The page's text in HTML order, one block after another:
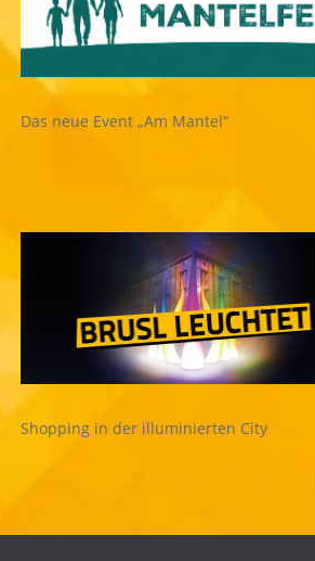
Das neue Event „Am Mantel“
Shopping in der illuminierten City